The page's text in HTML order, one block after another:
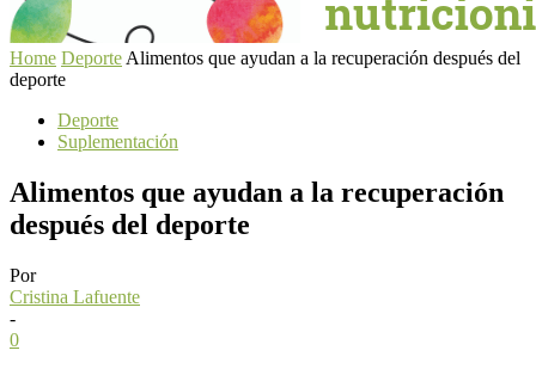
Home Deporte Alimentos que ayudan a la recuperación después del
deporte
Deporte
Suplementación
Alimentos que ayudan a la recuperación
después del deporte
Por
Cristina Lafuente
-
0